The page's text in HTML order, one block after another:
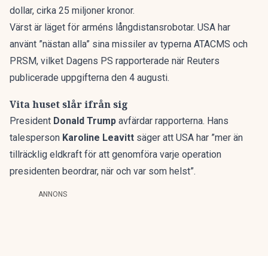
dollar, cirka 25 miljoner kronor.
Värst är läget för arméns långdistansrobotar. USA har
använt ”nästan alla” sina missiler av typerna ATACMS och
PRSM, vilket Dagens PS rapporterade när Reuters
publicerade uppgifterna den 4 augusti.
Vita huset slår ifrån sig
President Donald Trump avfärdar rapporterna. Hans
talesperson Karoline Leavitt säger att USA har ”mer än
tillräcklig eldkraft för att genomföra varje operation
presidenten beordrar, när och var som helst”.
ANNONS